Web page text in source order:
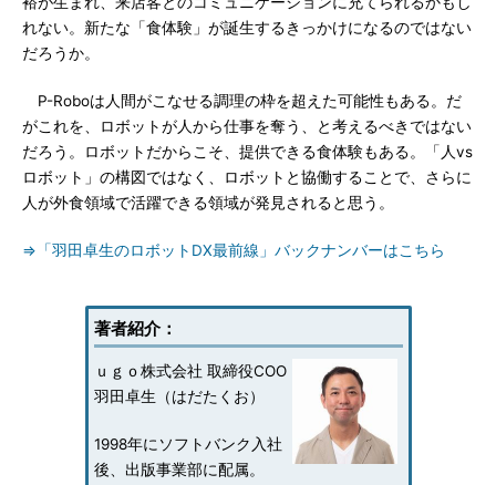
れない。新たな「食体験」が誕生するきっかけになるのではない
だろうか。
P-Roboは人間がこなせる調理の枠を超えた可能性もある。だ
がこれを、ロボットが人から仕事を奪う、と考えるべきではない
だろう。ロボットだからこそ、提供できる食体験もある。「人vs
ロボット」の構図ではなく、ロボットと協働することで、さらに
人が外食領域で活躍できる領域が発見されると思う。
⇒「羽田卓生のロボットDX最前線」バックナンバーはこちら
著者紹介：
ｕｇｏ株式会社 取締役COO
羽田卓生（はだたくお）
1998年にソフトバンク入社
後、出版事業部に配属。